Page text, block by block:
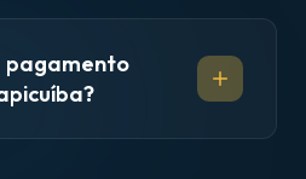
pagamento